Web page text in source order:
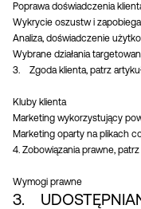
Poprawa doświadczenia
Wykrycie oszustw i
Analiza, doświadczenie
Wybrane działania
3. Zgoda klienta, patrz artykuł
Kluby klienta
Marketing wykorzystujący
Marketing oparty na plikach
4. Zobowiązania prawne, patrz
Wymogi prawne
3.